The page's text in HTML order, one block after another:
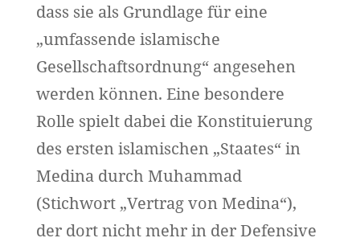
dass sie als Grundlage für eine
„umfassende islamische
Gesellschaftsordnung“ angesehen
werden können. Eine besondere
Rolle spielt dabei die Konstituierung
des ersten islamischen „Staates“ in
Medina durch Muhammad
(Stichwort „Vertrag von Medina“),
der dort nicht mehr in der Defensive